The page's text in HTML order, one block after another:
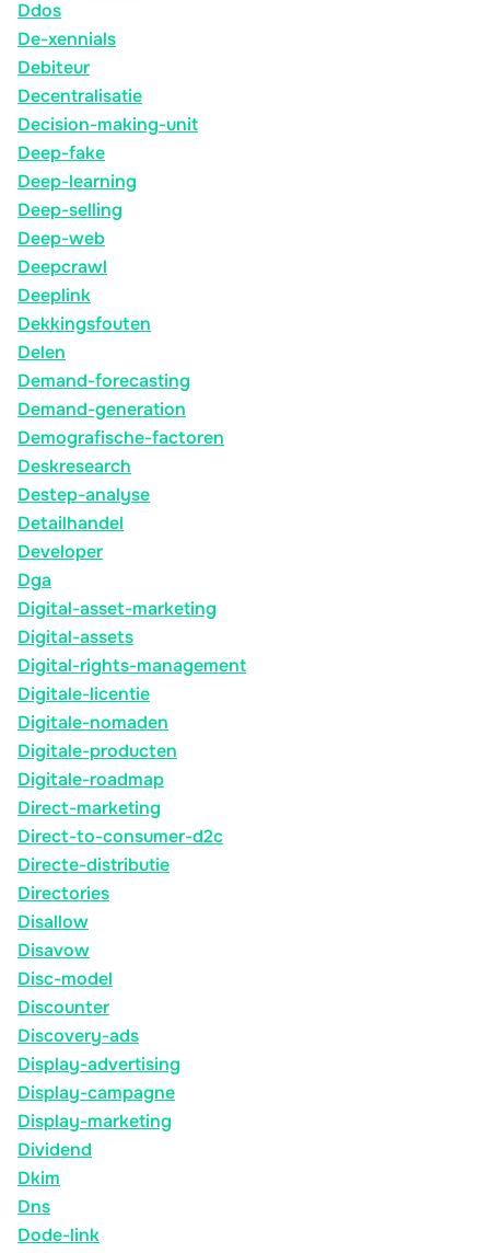
Ddos
De-xennials
Debiteur
Decentralisatie
Decision-making-unit
Deep-fake
Deep-learning
Deep-selling
Deep-web
Deepcrawl
Deeplink
Dekkingsfouten
Delen
Demand-forecasting
Demand-generation
Demografische-factoren
Deskresearch
Destep-analyse
Detailhandel
Developer
Dga
Digital-asset-marketing
Digital-assets
Digital-rights-management
Digitale-licentie
Digitale-nomaden
Digitale-producten
Digitale-roadmap
Direct-marketing
Direct-to-consumer-d2c
Directe-distributie
Directories
Disallow
Disavow
Disc-model
Discounter
Discovery-ads
Display-advertising
Display-campagne
Display-marketing
Dividend
Dkim
Dns
Dode-link